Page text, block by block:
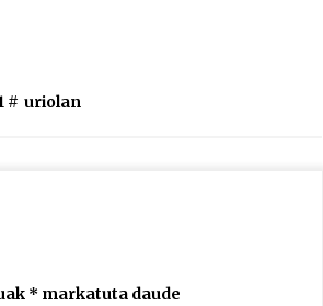
# uriolan
* markatuta daude